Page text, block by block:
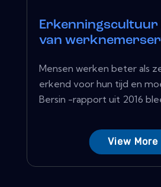
Erkenningscultuur
van
Mensen werken beter als
erkend voor hun tijd en
Bersin -rapport uit 2016
View More